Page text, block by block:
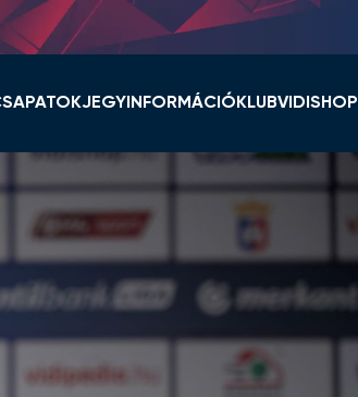
JEGYINFORMÁCIÓ
JEGYINFORMÁCIÓK
LOUNGE
KLUB
PARTNEREK ÉS
TÁMOGATÓK
KLUBTÖRTÉNET
VIDISHOP